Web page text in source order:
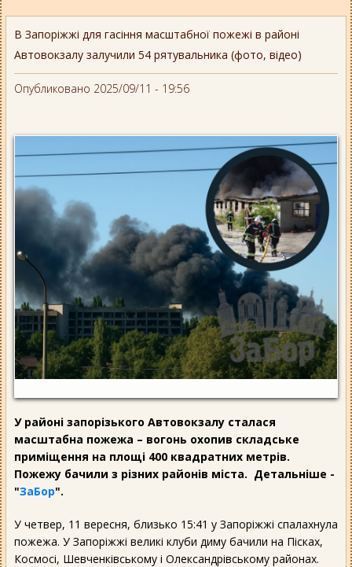
В Запоріжжі для гасіння масштабної пожежі в районі
Автовокзалу залучили 54 рятувальника (фото, відео)
Опубликовано 2025/09/11 - 19:56
У районі запорізького Автовокзалу сталася
масштабна пожежа – вогонь охопив складське
приміщення на площі 400 квадратних метрів.
Пожежу бачили з різних районів міста. Детальніше -
"ЗаБор".
У четвер, 11 вересня, близько 15:41 у Запоріжжі спалахнула
пожежа. У Запоріжжі великі клуби диму бачили на Пісках,
Космосі, Шевченківському і Олександрівському районах.